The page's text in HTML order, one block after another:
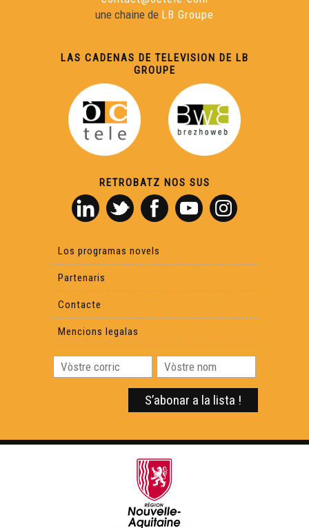
une chaine de LB Groupe
LAS CADENAS DE TELEVISION DE LB
GROUPE
RETROBATZ NOS SUS
Los programas novels
Partenaris
Contacte
Mencions legalas